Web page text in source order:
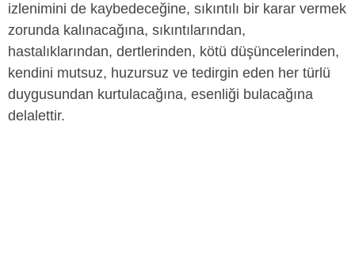
izlenimini de kaybedeceğine, sıkıntılı bir karar vermek
zorunda kalınacağına, sıkıntılarından,
hastalıklarından, dertlerinden, kötü düşüncelerinden,
kendini mutsuz, huzursuz ve tedirgin eden her türlü
duygusundan kurtulacağına, esenliği bulacağına
delalettir.